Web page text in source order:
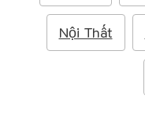
Nội Thất